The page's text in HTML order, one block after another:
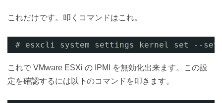
これだけです。叩くコマンドはこれ。
# esxcli system settings kernel set --
これで VMware ESXi の IPMI を無効化出来ます。この設
定を確認するには以下のコマンドを叩きます。